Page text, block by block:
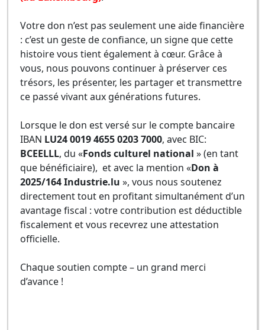
Votre don n’est pas seulement une aide financière
: c’est un geste de confiance, un signe que cette
histoire vous tient également à cœur. Grâce à
vous, nous pouvons continuer à préserver ces
trésors, les présenter, les partager et transmettre
ce passé vivant aux générations futures.
Lorsque le don est versé sur le compte bancaire
IBAN LU24 0019 4655 0203 7000, avec BIC:
BCEELLL, du «Fonds culturel national » (en tant
que bénéficiaire), et avec la mention «Don à
2025/164 Industrie.lu », vous nous soutenez
directement tout en profitant simultanément d’un
avantage fiscal : votre contribution est déductible
fiscalement et vous recevrez une attestation
officielle.
Chaque soutien compte – un grand merci
d’avance !